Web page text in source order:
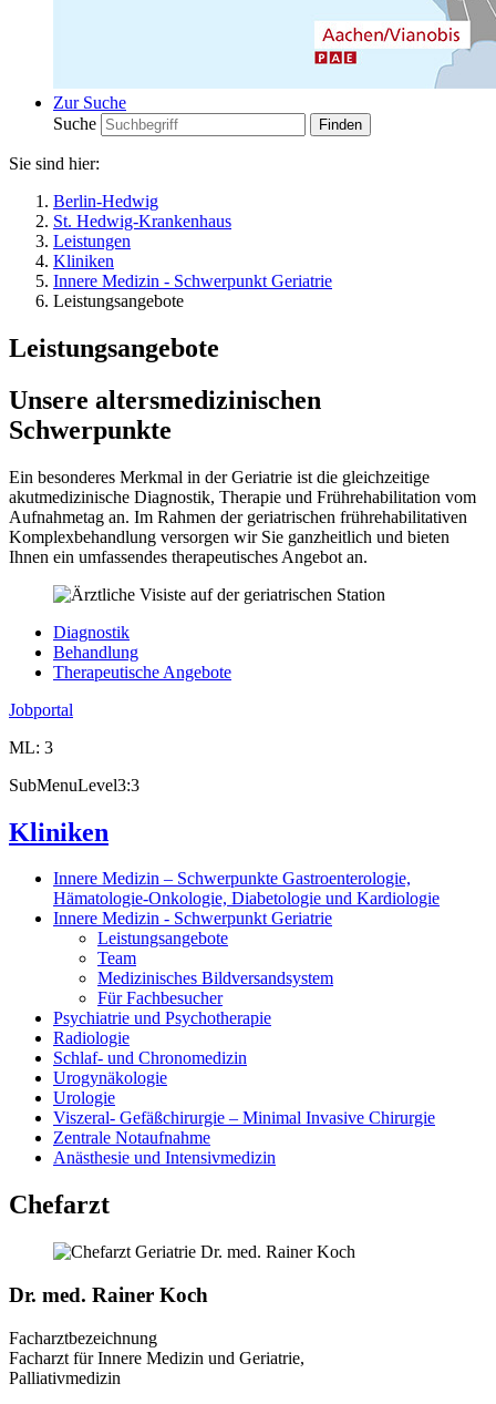
Zur Suche
Suche
Sie sind hier:
Berlin-Hedwig
St. Hedwig-Krankenhaus
Leistungen
Kliniken
Innere Medizin - Schwerpunkt Geriatrie
Leistungsangebote
Leistungsangebote
Unsere altersmedizinischen
Schwerpunkte
Ein besonderes Merkmal in der Geriatrie ist die gleichzeitige
akutmedizinische Diagnostik, Therapie und Frührehabilitation vom
Aufnahmetag an. Im Rahmen der geriatrischen frührehabilitativen
Komplexbehandlung versorgen wir Sie ganzheitlich und bieten
Ihnen ein umfassendes therapeutisches Angebot an.
Diagnostik
Behandlung
Therapeutische Angebote
Jobportal
ML: 3
SubMenuLevel3:3
Kliniken
Innere Medizin – Schwerpunkte Gastroenterologie,
Hämatologie-Onkologie, Diabetologie und Kardiologie
Innere Medizin - Schwerpunkt Geriatrie
Leistungsangebote
Team
Medizinisches Bildversandsystem
Für Fachbesucher
Psychiatrie und Psychotherapie
Radiologie
Schlaf- und Chronomedizin
Urogynäkologie
Urologie
Viszeral- Gefäßchirurgie – Minimal Invasive Chirurgie
Zentrale Notaufnahme
Anästhesie und Intensivmedizin
Chefarzt
Dr. med. Rainer Koch
Facharztbezeichnung
Facharzt für Innere Medizin und Geriatrie,
Palliativmedizin